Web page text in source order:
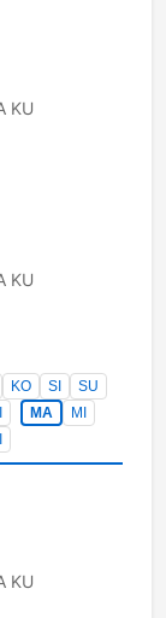
KU
KU
KO SI
SU
MA
MI
KU